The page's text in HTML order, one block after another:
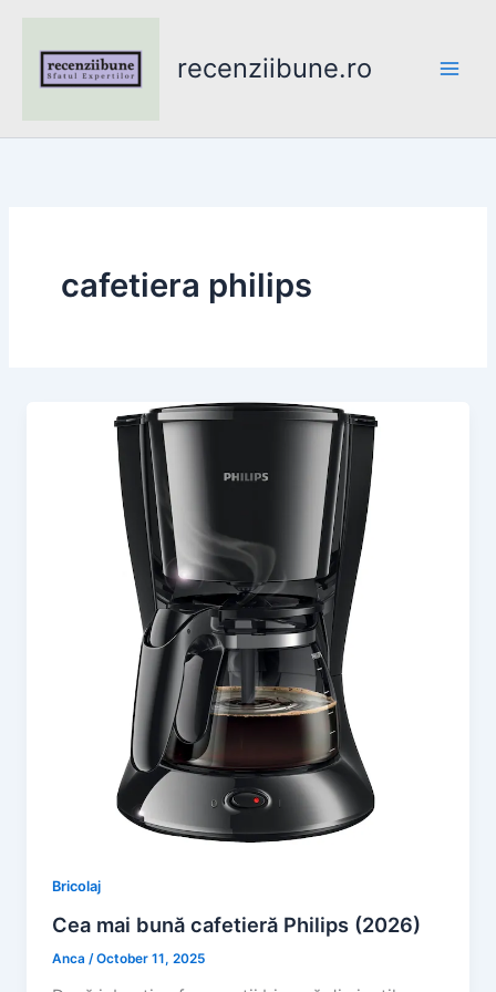
content
recenziibune.ro
cafetiera philips
Bricolaj
Cea mai bună cafetieră Philips (2026)
Anca/October 11, 2025